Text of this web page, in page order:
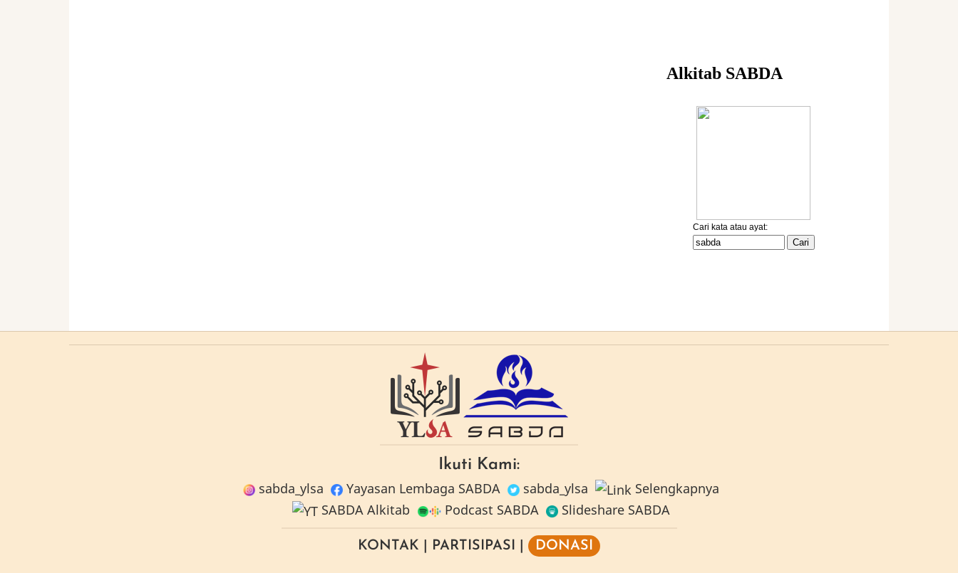
Ikuti Kami:
sabda_ylsa
Yayasan Lembaga SABDA sabda_ylsa
Selengkapnya
SABDA Alkitab
Podcast SABDA Slideshare SABDA
KONTAK PARTISIPASI DONASI